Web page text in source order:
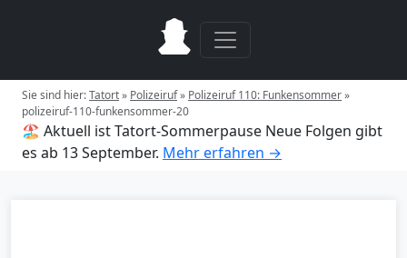
Sie sind hier:Tatort» Polizeiruf» Polizeiruf 110: Funkensommer»
polizeiruf-110-funkensommer-20
🏖️ Aktuell ist Tatort-Sommerpause Neue Folgen gibt
es ab 13 September. Mehr erfahren →